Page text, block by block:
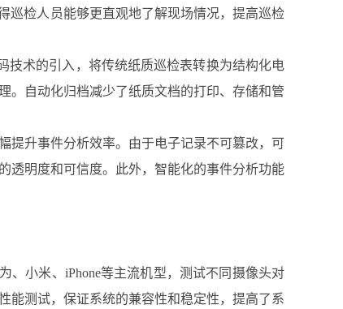
巡检人员能够更直观地了解现场情况，提高巡检
技术的引入，将传统纸质巡检表转换为结构化电
。自动化归档减少了纸质文档的打印、存储和管
提升事件分析效率。由于电子记录不可篡改，可
透明度和可信度。此外，智能化的事件分析功能
、小米、iPhone等主流机型，测试不同摄像头对
能测试，保证系统的兼容性和稳定性，提高了系